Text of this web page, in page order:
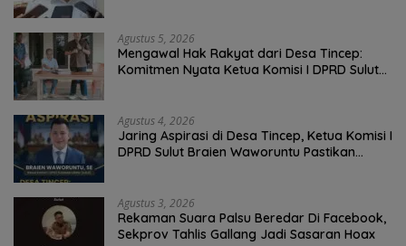
Agustus 5, 2026
Mengawal Hak Rakyat dari Desa Tincep:
Komitmen Nyata Ketua Komisi I DPRD Sulut
Agustus 4, 2026
Jaring Aspirasi di Desa Tincep, Ketua Komisi I
DPRD Sulut Braien Waworuntu Pastikan
Agustus 3, 2026
Rekaman Suara Palsu Beredar Di Facebook,
Sekprov Tahlis Gallang Jadi Sasaran Hoax